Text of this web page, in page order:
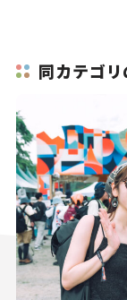
同カテゴ